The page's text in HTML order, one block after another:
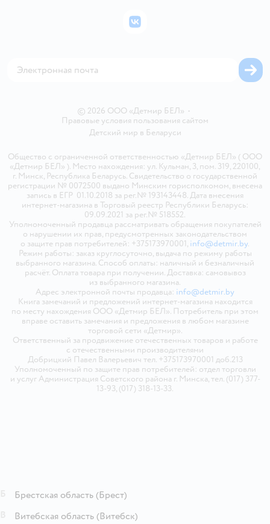
Политика использования файлов cookie
Бонусные карты
© 2026 ООО «Детмир БЕЛ» •
Правовые условия пользования сайтом
Детский мир в Беларуси
Общество с ограниченной ответственностью «Детмир БЕЛ» ( ООО
«Детмир БЕЛ» ). Место нахождения: ул. Кульман, 3, пом. 319, 220100,
г. Минск, Республика Беларусь. Свидетельство о государственной
регистрации № 0072500 выдано Минским горисполкомом, внесена
запись в ЕГР 01.10.2018 за рег.№ 193143448. Дата внесения
интернет-магазина в Торговый реестр Республики Беларусь:
09.09.2021 за рег.№ 518552.
Уполномоченный продавца рассматривать обращения покупателей
о нарушении их прав, предусмотренных законодательством
о защите прав потребителей: +375173970001, info@detmir.by.
Режим работы: заказ круглосуточно, выдача по режиму работы
выбранного магазина. Способ оплаты: наличный и безналичный
расчёт. Оплата товара при получении. Доставка: самовывоз
из выбранного магазина.
Адрес электронной почты продавца: info@detmir.by
Книга замечаний и предложений интернет-магазина находится
по месту нахождения ООО «Детмир БЕЛ». Потребитель при этом
вправе оставить замечания и предложения в любом магазине
торговой сети «Детмир».
Ответственный за продвижение отечественных товаров и работе
с отечественными производителями
Добрицкий Павел Валерьевич тел. +375173970001 доб.213
Уполномоченный по защите прав потребителей: отдел торговли
и услуг Администрация Советского района г. Минска, тел. (017) 377-
13-93, (017) 318-13-33.
ВКонтакте
Брестская область (Брест)
Витебская область (Витебск)